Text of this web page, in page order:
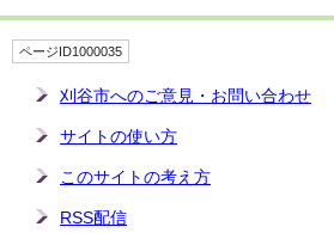
ページID1000035
刈谷市へのご意見・お問い合わせ
サイトの使い方
このサイトの考え方
RSS配信